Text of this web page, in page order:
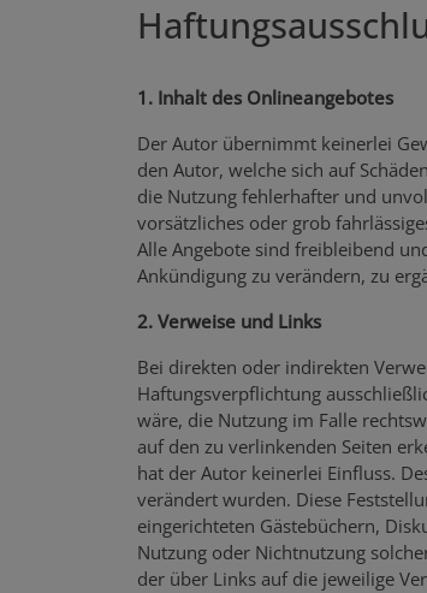
1. Inhalt des Onlineangebotes
Der Autor übernimmt keinerlei
den Autor, welche sich auf
die Nutzung fehlerhafter und
vorsätzliches oder grob
Alle Angebote sind freibleibend
Ankündigung zu verändern, zu
2. Verweise und Links
Bei direkten oder indirekten
Haftungsverpflichtung
wäre, die Nutzung im Falle
auf den zu verlinkenden Seiten
hat der Autor keinerlei Einfluss.
verändert wurden. Diese
eingerichteten Gästebüchern,
Nutzung oder Nichtnutzung
der über Links auf die jeweilige